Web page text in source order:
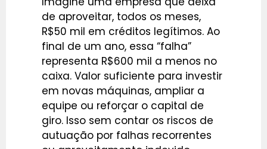
de aproveitar, todos os meses,
R$50 mil em créditos legítimos. Ao
final de um ano, essa “falha”
representa R$600 mil a menos no
caixa. Valor suficiente para investir
em novas máquinas, ampliar a
equipe ou reforçar o capital de
giro. Isso sem contar os riscos de
autuação por falhas recorrentes